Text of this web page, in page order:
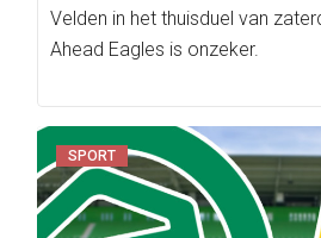
Velden in het thuisduel van
Ahead Eagles is onzeker.
SPORT